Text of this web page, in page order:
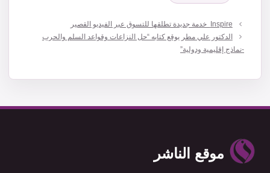
Inspire خدمة جديدة تطلقها للتسوق عبر الفيديو القصير
الدكتور علي مطر يوقع كتابه “حل النزاعات وقواعد السلم والحرب
-نماذج إقليمية ودولية”
موقع الناشر